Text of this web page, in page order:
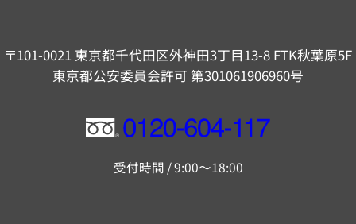
〒101-0021 東京都千代田区外神田3丁目13-8 FTK秋葉原5F
東京都公安委員会許可 第301061906960号
フ
ー
受付時間 / 9:00～18:00